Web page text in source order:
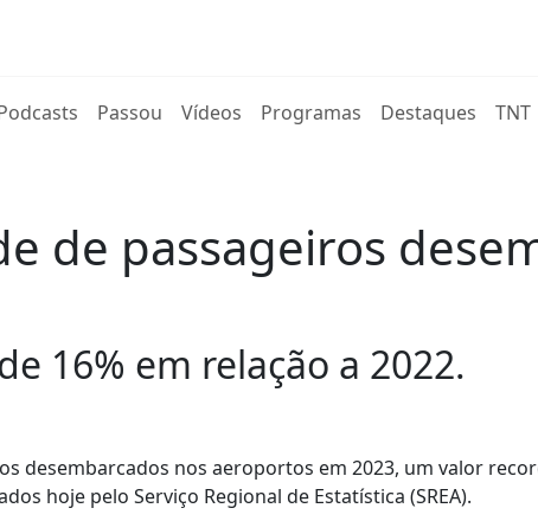
Passou Vídeos Programas Destaques TNT
de passageiros
16% em relação a 2022.
desembarcados nos aeroportos em 2023, um valor
hoje pelo Serviço Regional de Estatística (SREA).